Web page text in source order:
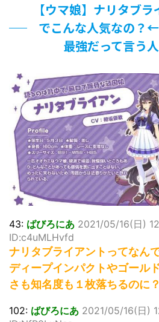
えてしまう
北原ももさんの挑発!!!
…背が高い娘
「洋画に日本版主題歌は必要か?
超能力が使えるようになったので
その２
北原ももさんの挑発!!!
【画像】『プリズマ☆イリヤ』の
えてしまう
敵「ダンクーガは合体するまで
体する前から面白いんだよなぁ
まとめチェッカーは閉鎖しました
す。
かわからない
NHKにようこそ！を見終えたんだ
Powered by livedoor 相互RSS
【ウマ娘】ナリタブ
でこんな人気なの？
最強だって言う
43: ばびろにあ 2021/05/16(日)
ID:c4uMLHvfd
ナリタブライアントってなん
ディープインパクトやゴール
さも知名度も１枚落ちるのに？
102: ばびろにあ 2021/05/16(日)